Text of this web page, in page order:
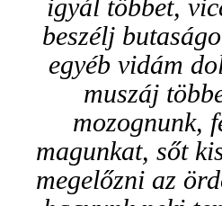
igyál többet,
beszélj
egyéb vidám
muszáj
mozognunk,
magunkat, sőt
megelőzni az